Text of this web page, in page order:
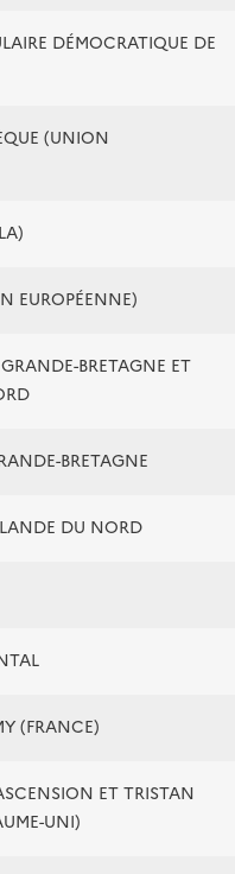
DÉMOCRATIQUE DE
(UNION
EUROPÉENNE)
BRETAGNE ET
BRETAGNE
DU NORD
(FRANCE)
ET TRISTAN
UNI)